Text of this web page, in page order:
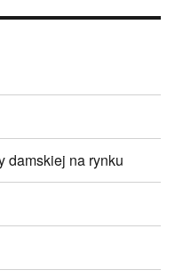
damskiej na rynku